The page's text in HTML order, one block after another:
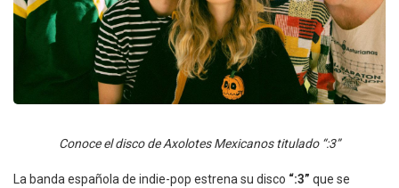
Conoce el disco de Axolotes Mexicanos titulado “:3”
La banda española de indie-pop estrena su disco “:3” que se